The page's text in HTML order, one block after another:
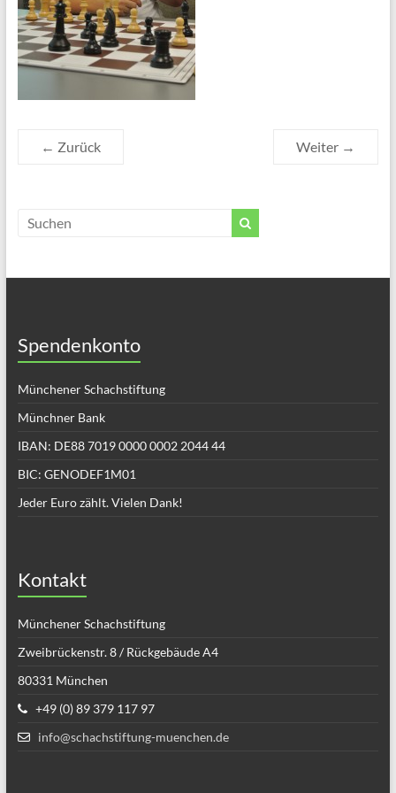
← Zurück Weiter →
Spendenkonto
Münchener Schachstiftung
Münchner Bank
IBAN: DE88 7019 0000 0002 2044 44
BIC: GENODEF1M01
Jeder Euro zählt. Vielen Dank!
Kontakt
Münchener Schachstiftung
Zweibrückenstr. 8 / Rückgebäude A4
80331 München
+49 (0) 89 379 117 97
info@schachstiftung-muenchen.de